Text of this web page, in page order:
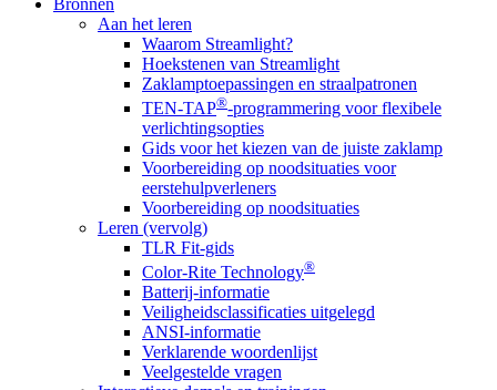
Aan het leren
Waarom Streamlight?
Hoekstenen van Streamlight
Zaklamptoepassingen en straalpatronen
TEN-TAP®-programmering voor flexibele
verlichtingsopties
Gids voor het kiezen van de juiste zaklamp
Voorbereiding op noodsituaties voor
eerstehulpverleners
Voorbereiding op noodsituaties
Leren (vervolg)
TLR Fit-gids
Color-Rite Technology®
Batterij-informatie
Veiligheidsclassificaties uitgelegd
ANSI-informatie
Verklarende woordenlijst
Veelgestelde vragen